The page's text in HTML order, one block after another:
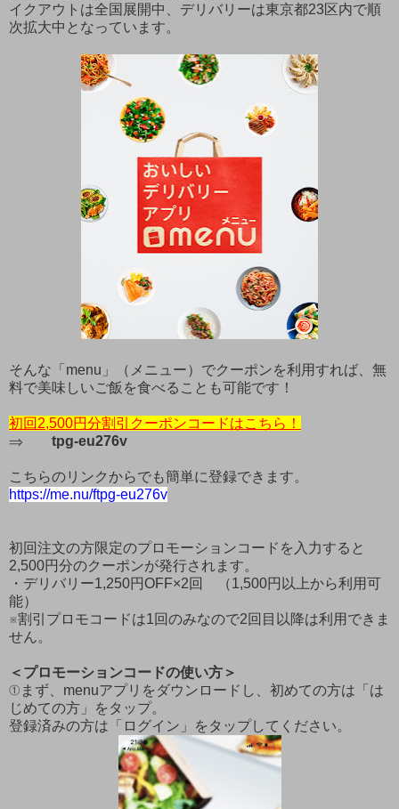
イクアウトは全国展開中、デリバリーは東京都23区内で順
次拡大中となっています。
そんな「menu」（メニュー）でクーポンを利用すれば、無
料で美味しいご飯を食べることも可能です！
初回2,500円分割引クーポンコードはこちら！
⇒ tpg-eu276v
こちらのリンクからでも簡単に登録できます。
https://me.nu/ftpg-eu276v
初回注文の方限定のプロモーションコードを入力すると
2,500円分のクーポンが発行されます。
・デリバリー1,250円OFF×2回 （1,500円以上から利用可
能）
※割引プロモコードは1回のみなので2回目以降は利用できま
せん。
＜プロモーションコードの使い方＞
①まず、menuアプリをダウンロードし、初めての方は「は
じめての方」をタップ。
登録済みの方は「ログイン」をタップしてください。